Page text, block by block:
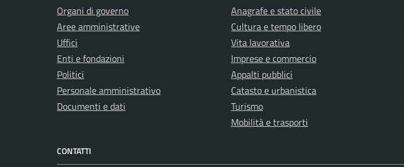
Organi di governo
Aree amministrative
Uffici
Enti e fondazioni
Politici
Personale amministrativo
Documenti e dati
Anagrafe e stato civile
Cultura e tempo libero
Vita lavorativa
Imprese e commercio
Appalti pubblici
Catasto e urbanistica
Turismo
Mobilità e trasporti
CONTATTI